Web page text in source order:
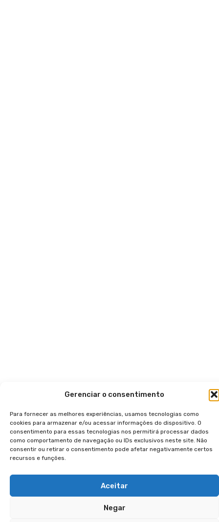
Gerenciar o consentimento
Para fornecer as melhores experiências, usamos tecnologias como
cookies para armazenar e/ou acessar informações do dispositivo. O
consentimento para essas tecnologias nos permitirá processar dados
como comportamento de navegação ou IDs exclusivos neste site. Não
consentir ou retirar o consentimento pode afetar negativamente certos
recursos e funções.
Aceitar
Negar